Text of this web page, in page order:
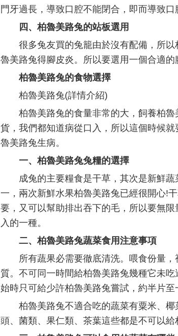
門牙過長，導致口腔不能閉合，即而導致口
四、柏魯美路兔的站板選用
很多兔友買的兔籠由於沒有配備，所
魯美路兔得腳皮炎。所以要選用一個合適的
柏魯美路兔的食物選擇
柏魯美路兔(詳情介紹)
柏魯美路兔的食量非常的大，飼養柏
貨，我們都知道病從口入，所以這個時候
魯美路兔生病。
一、柏魯美路兔兔糧的選擇
成兔的主要糧食是干草，其次是新鮮
一，兩次新鮮水果柏魯美路兔已經很開心!
要，又可以幫助排出吞下的毛，所以要無
入的一種。
二、柏魯美路兔蔬菜食用注意事項
所有蔬果必需要徹底清洗。喂食份量
質。不可同一時間給柏魯美路兔幾種它未
始時只可給少許柏魯美路兔嘗試，約半片至
柏魯美路兔不適合吃的蔬菜有粟米、
頭、菌類、果仁類、茶葉這些都是不可以給